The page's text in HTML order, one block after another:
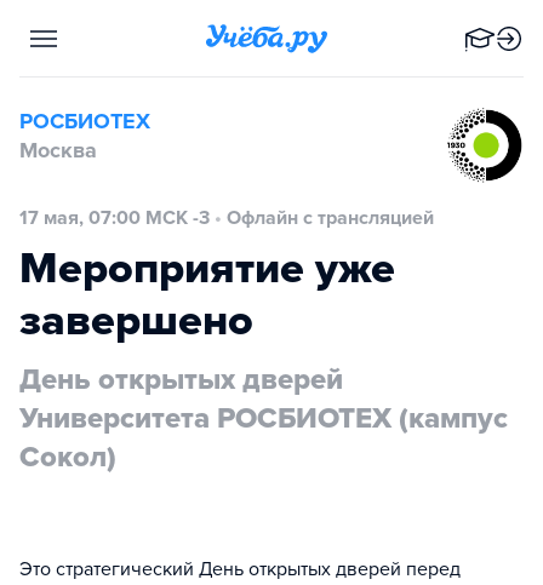
РОСБИОТЕХ
Москва
17 мая, 07:00 МСК -3 • Офлайн с трансляцией
Мероприятие уже
завершено
День открытых дверей
Университета РОСБИОТЕХ (кампус
Сокол)
Это стратегический День открытых дверей перед